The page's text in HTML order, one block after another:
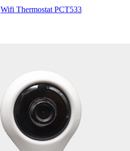
Wifi Thermostat PCT533